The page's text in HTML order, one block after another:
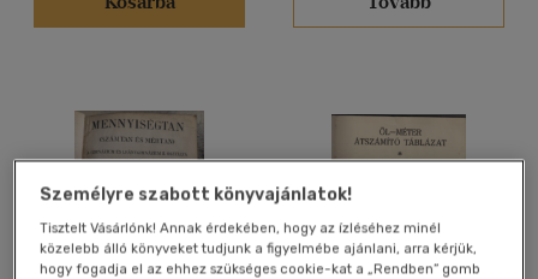
Felnőtt(327)
Magyar(408)
Angol(5)
Spanyol(1)
Személyre szabott könyvajánlatok!
Tisztelt Vásárlónk! Annak érdekében, hogy az ízléséhez minél
közelebb álló könyveket tudjunk a figyelmébe ajánlani, arra kérjük,
hogy fogadja el az ehhez szükséges cookie-kat a „Rendben” gomb